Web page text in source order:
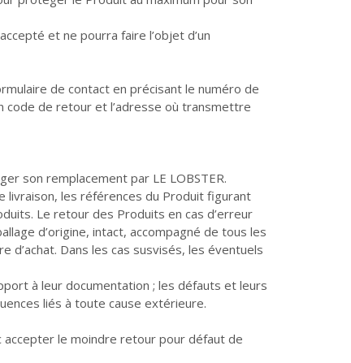
et ne pourra faire l’objet d’un
de contact en précisant le numéro de
code de retour et l’adresse où transmettre
son remplacement par LE LOBSTER.
livraison, les références du Produit figurant
Le retour des Produits en cas d’erreur
d’origine, intact, accompagné de tous les
d’achat. Dans les cas susvisés, les éventuels
à leur documentation ; les défauts et leurs
liés à toute cause extérieure.
accepter le moindre retour pour défaut de